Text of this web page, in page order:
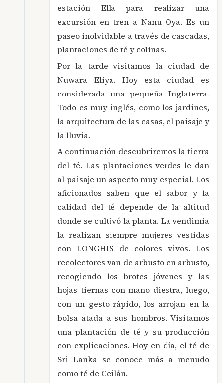
estación Ella para realizar una
excursión en tren a Nanu Oya. Es un
paseo inolvidable a través de cascadas,
plantaciones de té y colinas.
Por la tarde visitamos la ciudad de
Nuwara Eliya. Hoy esta ciudad es
considerada una pequeña Inglaterra.
Todo es muy inglés, como los jardines,
la arquitectura de las casas, el paisaje y
la lluvia.
A continuación descubriremos la tierra
del té. Las plantaciones verdes le dan
al paisaje un aspecto muy especial. Los
aficionados saben que el sabor y la
calidad del té depende de la altitud
donde se cultivó la planta. La vendimia
la realizan siempre mujeres vestidas
con LONGHIS de colores vivos. Los
recolectores van de arbusto en arbusto,
recogiendo los brotes jóvenes y las
hojas tiernas con mano diestra, luego,
con un gesto rápido, los arrojan en la
bolsa atada a sus hombros. Visitamos
una plantación de té y su producción
con explicaciones. Hoy en día, el té de
Sri Lanka se conoce más a menudo
como té de Ceilán.